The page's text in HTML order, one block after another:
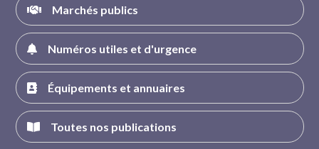
Marchés publics
Numéros utiles et d'urgence
Équipements et annuaires
Toutes nos publications